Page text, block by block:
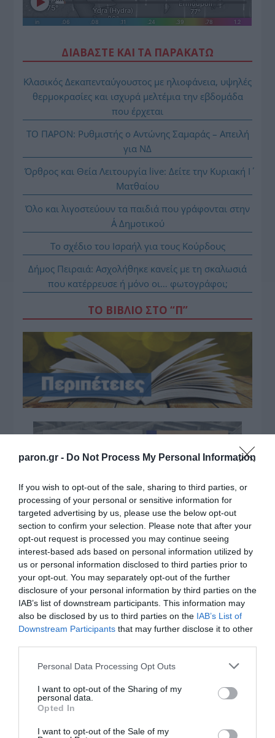
paron.gr - Do Not Process My Personal Information
If you wish to opt-out of the sale, sharing to third parties, or
processing of your personal or sensitive information for
targeted advertising by us, please use the below opt-out
section to confirm your selection. Please note that after your
opt-out request is processed you may continue seeing
interest-based ads based on personal information utilized by
us or personal information disclosed to third parties prior to
your opt-out. You may separately opt-out of the further
disclosure of your personal information by third parties on the
IAB’s list of downstream participants. This information may
also be disclosed by us to third parties on the IAB’s List of
Downstream Participants that may further disclose it to other
Please note that this website/app uses one or more Google
not limited to your visit or usage behaviour. You may click to
grant or deny consent to Google and its third-party tags to
use your data for below specified purposes in below Google
consent section.
Personal Data Processing Opt Outs
I want to opt-out of the Sharing of my
personal data.
Opted In
I want to opt-out of the Sale of my
ΔΙΑΒΑΣΤΕ ΚΑΙ ΤΑ ΠΑΡΑΚΑΤΩ
Κλασικός Δεκαπενταύγουστος με ηλιοφάνεια, υψηλές
θερμοκρασίες και ισχυρά μελτέμια την εβδομάδα
που έρχεται
ΤΟ ΠΑΡΟΝ: Ρυθμιστής ο Αντώνης Σαμαράς – Απειλή
για ΝΔ
Όρθρος και Θεία Λειτουργία live: Δείτε την Κυριακή Ι΄
Ματθαίου
Όλο και λιγοστεύουν τα παιδιά που γράφονται στην
Α΄ Δημοτικού
Το σχέδιο του Ισραήλ για τους Κούρδους
Δήμος Πειραιά: Ασχολήθηκε κανείς με τη σκαλωσιά
που κατέρρευσε ή μόνο οι… φωτογράφοι;
ΤΟ ΒΙΒΛΙΟ ΣΤΟ “Π”